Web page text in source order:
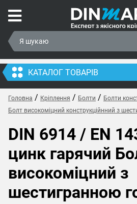
КАТАЛОГ ТОВАРІВ
Головна / Кріплення / Болти / Болти
Болт високоміцний конструкційнний з
DIN 6914 / EN
цинк гарячий
високоміцний з
шестигранною